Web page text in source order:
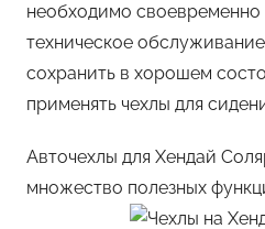
необходимо своевременно
техническое
сохранить в хорошем
применять чехлы для
Авточехлы для Хендай
множество полезных